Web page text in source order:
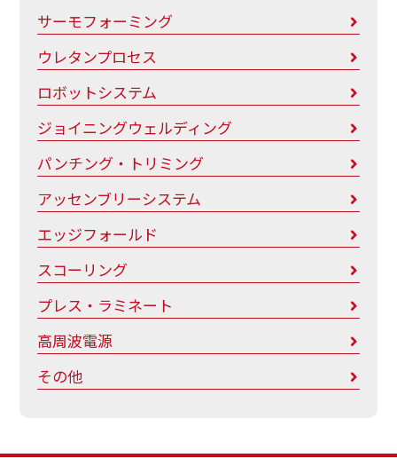
サーモフォーミング
ウレタンプロセス
ロボットシステム
ジョイニングウェルディング
パンチング・トリミング
アッセンブリーシステム
エッジフォールド
スコーリング
プレス・ラミネート
高周波電源
その他